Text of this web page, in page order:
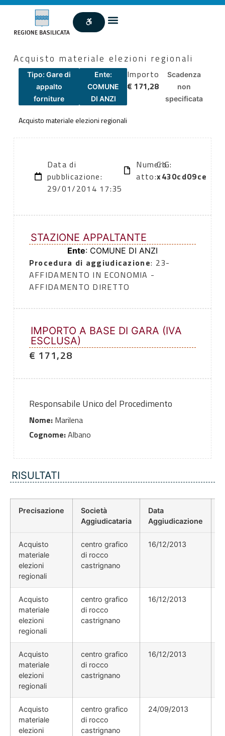
Acquisto materiale elezioni regionali
Tipo: Gare di
appalto
forniture
Ente:
COMUNE
DI ANZI
Importo
€ 171,28
Scadenza
non
specificata
Acquisto materiale elezioni regionali
Data di
pubblicazione:
29/01/2014 17:35
Numero
atto:
CIG:
x430cd09ce
STAZIONE APPALTANTE
Ente: COMUNE DI ANZI
Procedura di aggiudicazione: 23-
AFFIDAMENTO IN ECONOMIA -
AFFIDAMENTO DIRETTO
IMPORTO A BASE DI GARA (IVA
ESCLUSA)
€ 171,28
Responsabile Unico del Procedimento
Nome:Marilena
Cognome:Albano
RISULTATI
Precisazione
Società
Aggiudicataria
Data
Aggiudicazione
Acquisto
materiale
elezioni
regionali
centro grafico
di rocco
castrignano
16/12/2013
Acquisto
materiale
elezioni
regionali
centro grafico
di rocco
castrignano
16/12/2013
Acquisto
materiale
elezioni
regionali
centro grafico
di rocco
castrignano
16/12/2013
Acquisto
materiale
elezioni
centro grafico
di rocco
castrignano
24/09/2013